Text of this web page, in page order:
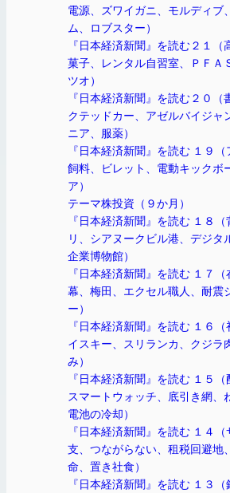
電源、ズワイガニ、モルディブ
ム、ロブスター）
『日本経済新聞』を読む２１（
菓子、レンタル自習室、ＰＦＡ
ツオ）
『日本経済新聞』を読む２０（
クテッドカー、アゼルバイジャ
ニア、服薬）
『日本経済新聞』を読む １９（
飼料、ビレット、電動キックボ
ア）
テーマ株投資（９か月）
『日本経済新聞』を読む １８
リ、シアヌークビル港、デジタ
企業博物館）
『日本経済新聞』を読む １７
幕、梅田、エクセル職人、耐震
ー）
『日本経済新聞』を読む １６（
イスキー、スリランカ、クジラ
み）
『日本経済新聞』を読む １５（
スマートウォッチ、底引き網、
電池の冷却）
『日本経済新聞』を読む １４（
支、つながらない、租税回避地
命、置き社食）
『日本経済新聞』を読む １３